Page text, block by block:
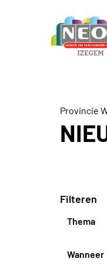
Provincie
Filteren
Thema
Wanneer